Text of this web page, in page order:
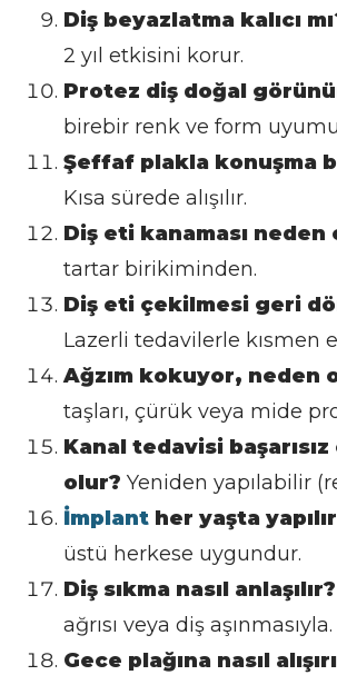
Diş beyazlatma kalıcı
2 yıl etkisini korur.
Protez diş doğal
birebir renk ve form uyumu
Şeffaf plakla konuşma
Kısa sürede alışılır.
Diş eti kanaması neden
tartar birikiminden.
Diş eti çekilmesi geri
Lazerli tedavilerle kısmen
Ağzım kokuyor, neden
taşları, çürük veya mide
Kanal tedavisi
olur? Yeniden yapılabilir
İmplanther yaşta yapılır
üstü herkese uygundur.
Diş sıkma nasıl anlaşılır?
ağrısı veya diş aşınmasıyla.
Gece plağına nasıl